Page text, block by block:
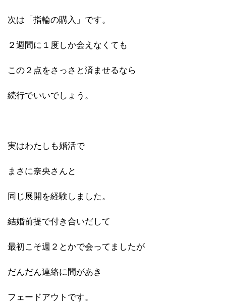
次は「指輪の購入」です。
２週間に１度しか会えなくても
この２点をさっさと済ませるなら
続行でいいでしょう。
実はわたしも婚活で
まさに奈央さんと
同じ展開を経験しました。
結婚前提で付き合いだして
最初こそ週２とかで会ってましたが
だんだん連絡に間があき
フェードアウトです。